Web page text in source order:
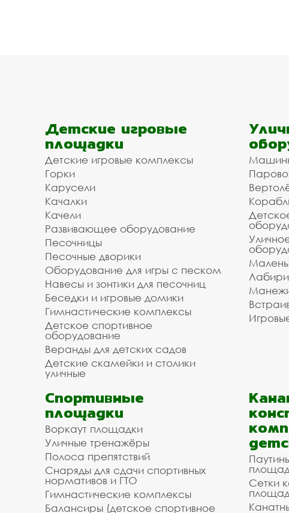
Детские игровые
площадки
Детские игровые комплексы
Горки
Карусели
Качалки
Качели
Развивающее оборудование
Песочницы
Песочные дворики
Оборудование для игры с песком
Навесы и зонтики для песочниц
Беседки и игровые домики
Гимнастические комплексы
Детское спортивное
оборудование
Веранды для детских садов
Детские скамейки и столики
уличные
Спортивные
площадки
Воркаут площадки
Уличные тренажёры
Полоса препятствий
Снаряды для сдачи спортивных
нормативов и ГТО
Гимнастические комплексы
Балансиры (детское спортивное
Сетки